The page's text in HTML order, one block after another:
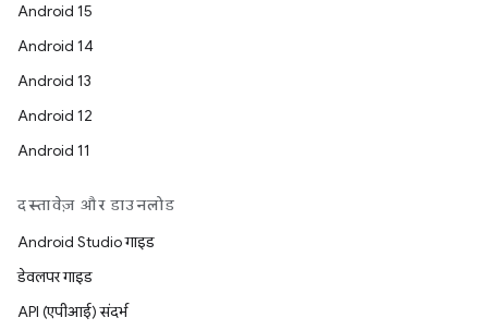
Android 15
Android 14
Android 13
Android 12
Android 11
दस्तावेज़ और डाउनलोड
Android Studio गाइड
डेवलपर गाइड
API (एपीआई) संदर्भ